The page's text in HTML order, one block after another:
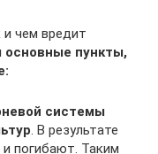
и чем вредит
основные пункты,
системы
. В результате
погибают. Таким